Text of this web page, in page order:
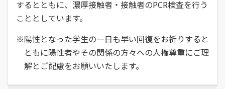
するとともに、濃厚接触者・接触者のPCR検査を行う
こととしています。
※陽性となった学生の一日も早い回復をお祈りすると
ともに陽性者やその関係の方々への人権尊重にご理
解とご配慮をお願いいたします。